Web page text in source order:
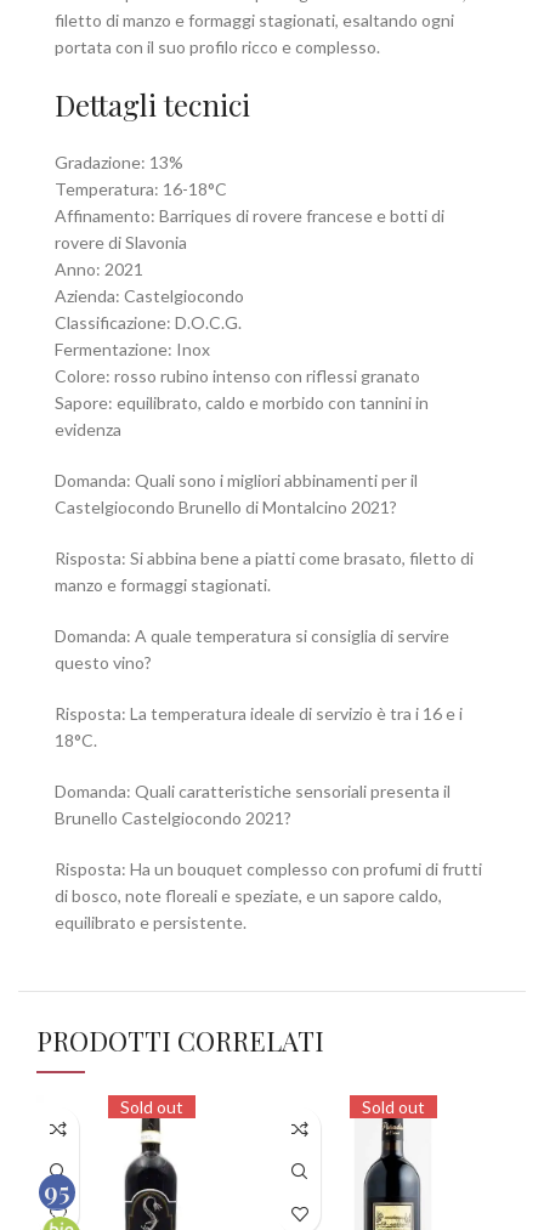
filetto di manzo e formaggi stagionati, esaltando ogni
portata con il suo profilo ricco e complesso.
Dettagli tecnici
Gradazione: 13%
Temperatura: 16-18°C
Affinamento: Barriques di rovere francese e botti di
rovere di Slavonia
Anno: 2021
Azienda: Castelgiocondo
Classificazione: D.O.C.G.
Fermentazione: Inox
Colore: rosso rubino intenso con riflessi granato
Sapore: equilibrato, caldo e morbido con tannini in
evidenza
Domanda: Quali sono i migliori abbinamenti per il
Castelgiocondo Brunello di Montalcino 2021?
Risposta: Si abbina bene a piatti come brasato, filetto di
manzo e formaggi stagionati.
Domanda: A quale temperatura si consiglia di servire
questo vino?
Risposta: La temperatura ideale di servizio è tra i 16 e i
18°C.
Domanda: Quali caratteristiche sensoriali presenta il
Brunello Castelgiocondo 2021?
Risposta: Ha un bouquet complesso con profumi di frutti
di bosco, note floreali e speziate, e un sapore caldo,
equilibrato e persistente.
PRODOTTI CORRELATI
Sold out Sold out
95
100